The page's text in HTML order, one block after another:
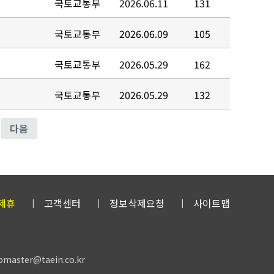
국토교통부 2026.06.11 131
국토교통부 2026.06.09 105
국토교통부 2026.05.29 162
국토교통부 2026.05.29 132
다음
휴 고객센터 정보삭제요청 사이트맵